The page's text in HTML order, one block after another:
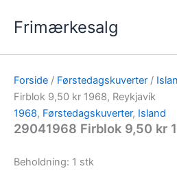
Frimærkesalg
Forside / Førstedagskuverter /
Firblok 9,50 kr 1968, Reykjavík
1968, Førstedagskuverter, Island
29041968 Firblok 9,50 kr
Beholdning: 1 stk